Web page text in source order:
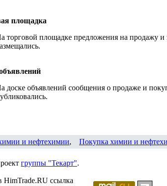
площадка
торговой площадке предложения на продажу и
доске объявлений сообщения о продаже и
и нефтехимии, Покупка химии и
группы "Текарт".
ссылка